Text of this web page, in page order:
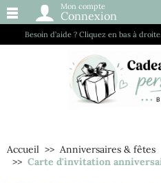
Besoin d’aide ? Cliquez en bas à
Mon compte
Connexion
Accueil
Anniversaires & fêtes
Carte d'invitation